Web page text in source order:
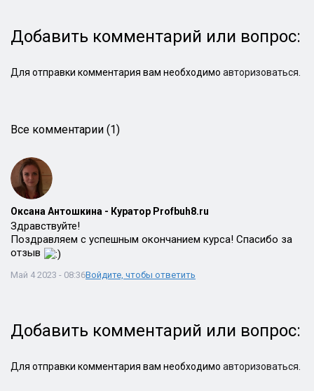
Добавить комментарий или вопрос:
Для отправки комментария вам необходимо авторизоваться
Все комментарии (1)
Оксана Антошкина - Куратор Profbuh8.ru
Здравствуйте!
Поздравляем с успешным окончанием курса! Спасибо за
отзыв
Май 4 2023 - 08:36Войдите, чтобы ответить
Добавить комментарий или вопрос:
Для отправки комментария вам необходимо авторизоваться